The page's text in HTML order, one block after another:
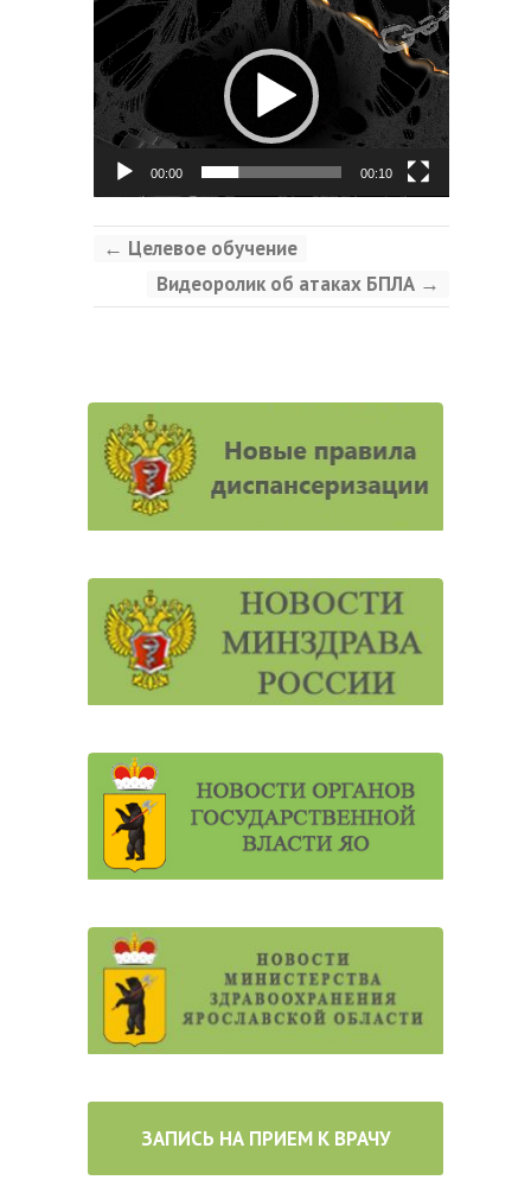
Видеоплеер
00:00 00:10
← Целевое обучение
Видеоролик об атаках БПЛА →
ЗАПИСЬ НА ПРИЕМ К ВРАЧУ